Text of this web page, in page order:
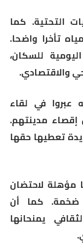
التحتية. كما
تأخرا واضحا.
للسكان،
والاقتصادي.
عبروا في لقاء
مدينتهم.
تعطيها حقها
مؤهلة لاحتضان
ضخمة. كما أن
يمنحانها